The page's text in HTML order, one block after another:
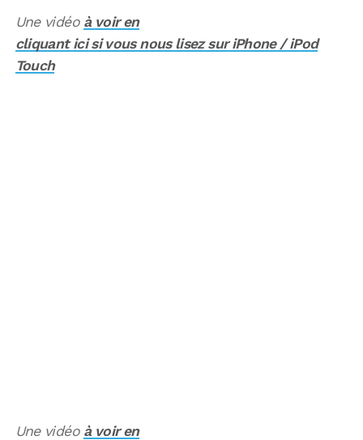
Une vidéo à voir en
cliquant ici si vous nous lisez sur iPhone / iPod
Touch
Une vidéo à voir en